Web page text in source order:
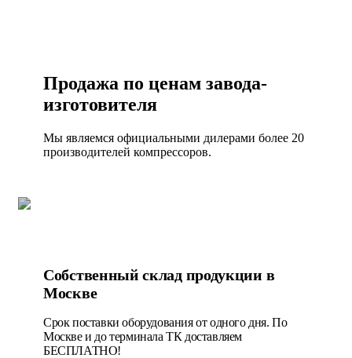
Продажа по ценам завода-
изготовителя
Мы являемся официальными дилерами более 20
производителей компрессоров.
Собственный склад продукции в
Москве
Срок поставки оборудования от одного дня. По
Москве и до терминала ТК доставляем
БЕСПЛАТНО!